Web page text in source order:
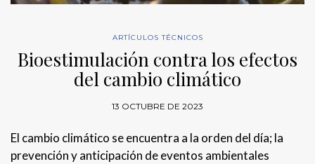
ARTÍCULOS TÉCNICOS
Bioestimulación contra los efectos
del cambio climático
13 OCTUBRE DE 2023
El cambio climático se encuentra a la orden del día; la
prevención y anticipación de eventos ambientales